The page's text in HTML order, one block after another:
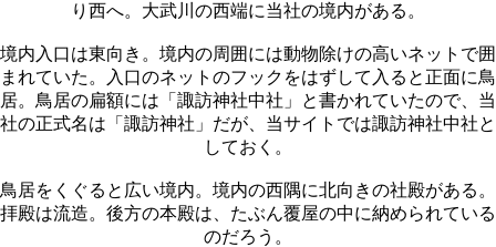
り西へ。大武川の西端に当社の境内がある。
境内入口は東向き。境内の周囲には動物除けの高いネットで囲
まれていた。入口のネットのフックをはずして入ると正面に鳥
居。鳥居の扁額には「諏訪神社中社」と書かれていたので、当
社の正式名は「諏訪神社」だが、当サイトでは諏訪神社中社と
しておく。
鳥居をくぐると広い境内。境内の西隅に北向きの社殿がある。
拝殿は流造。後方の本殿は、たぶん覆屋の中に納められている
のだろう。